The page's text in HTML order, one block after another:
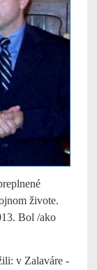
živote.
Bol /ako
v Zalaváre -